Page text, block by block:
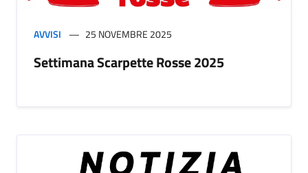
AVVISI 25 NOVEMBRE 2025
Settimana Scarpette Rosse 2025